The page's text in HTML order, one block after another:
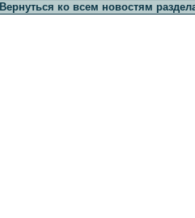
Вернуться ко всем новостям